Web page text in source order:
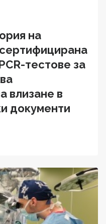
на
тестове за
влизане в
документи